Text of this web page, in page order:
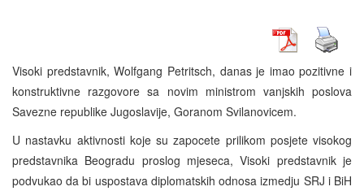
Visoki predstavnik, Wolfgang Petritsch, danas je imao pozitivne i
konstruktivne razgovore sa novim ministrom vanjskih poslova
Savezne republike Jugoslavije, Goranom Svilanovicem.
U nastavku aktivnosti koje su zapocete prilikom posjete visokog
predstavnika Beogradu proslog mjeseca, Visoki predstavnik je
podvukao da bi uspostava diplomatskih odnosa izmedju SRJ i BiH